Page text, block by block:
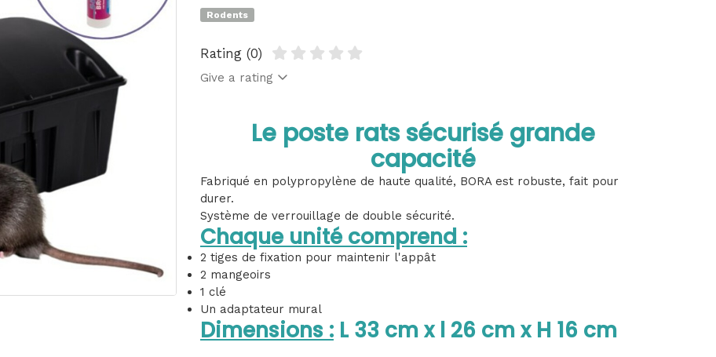
Rodents
Rating (0)
Give a rating
Le poste rats sécurisé grande
capacité
Fabriqué en polypropylène de haute qualité, BORA est robuste, fait pour
durer.
Système de verrouillage de double sécurité.
Chaque unité comprend :
2 tiges de fixation pour maintenir l'appât
2 mangeoirs
1 clé
Un adaptateur mural
Dimensions : L 33 cm x l 26 cm x H 16 cm